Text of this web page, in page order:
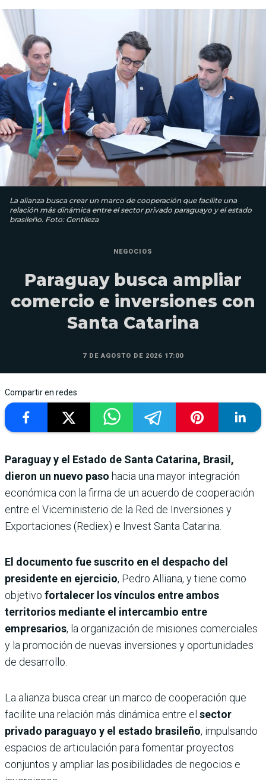
La alianza busca crear un marco de cooperación que facilite una
relación más dinámica entre el sector privado paraguayo y el estado
brasileño. Foto: Gentileza
NEGOCIOS
Paraguay busca ampliar
comercio e inversiones con
Santa Catarina
7 DE AGOSTO DE 2026 17:00
Compartir en redes
Paraguay y el Estado de Santa Catarina, Brasil,
dieron un nuevo paso hacia una mayor integración
económica con la firma de un acuerdo de cooperación
entre el Viceministerio de la Red de Inversiones y
Exportaciones (Rediex) e Invest Santa Catarina.
El documento fue suscrito en el despacho del
presidente en ejercicio, Pedro Alliana, y tiene como
objetivo fortalecer los vínculos entre ambos
territorios mediante el intercambio entre
empresarios, la organización de misiones comerciales
y la promoción de nuevas inversiones y oportunidades
de desarrollo.
La alianza busca crear un marco de cooperación que
facilite una relación más dinámica entre el sector
privado paraguayo y el estado brasileño, impulsando
espacios de articulación para fomentar proyectos
conjuntos y ampliar las posibilidades de negocios e